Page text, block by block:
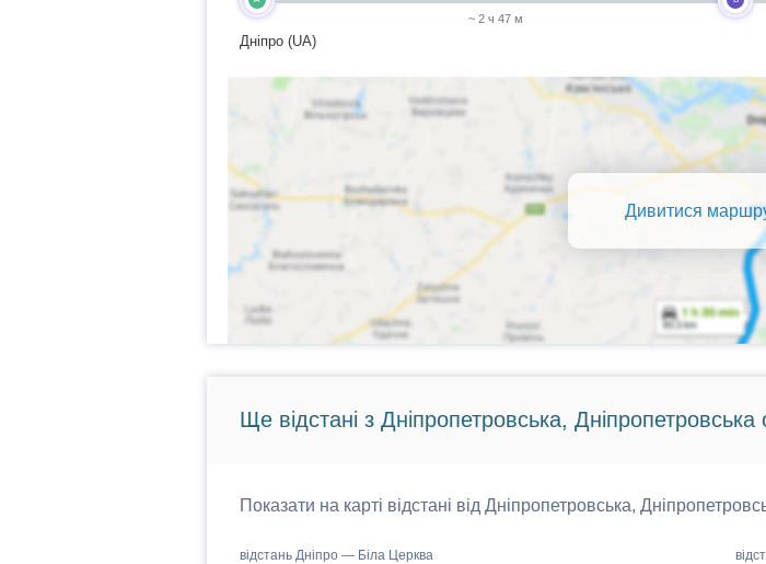
Дніпро (UA)
~ 2 ч 47 м
Дивитися
Ще відстані з Дніпропетровська, Дніпропетровська
Показати на карті відстані від Дніпропетровська,
відстань Дніпро — Біла Церква